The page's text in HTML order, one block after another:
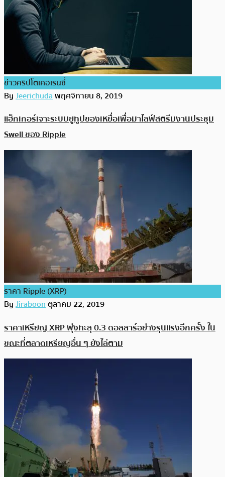
ข่าวคริปโตเคอเรนซี่
ByJeerichudaพฤศจิกายน 8, 2019
แฮ็กเกอร์เจาะระบบยูทูปของเหยื่อเพื่อมาไลฟ์สตรีมงานประชุม
Swell ของ Ripple
ราคา Ripple (XRP)
ByJiraboonตุลาคม 22, 2019
ราคาเหรียญ XRP พุ่งทะลุ 0.3 ดอลลาร์อย่างรุนแรงอีกครั้ง ใน
ขณะที่ตลาดเหรียญอื่น ๆ ยังไล่ตาม